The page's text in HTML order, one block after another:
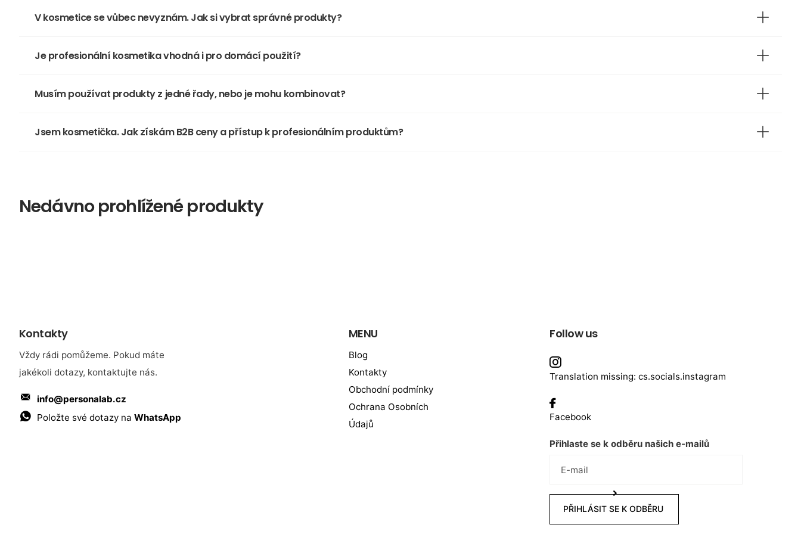
V kosmetice se vůbec nevyznám. Jak si vybrat správné produkty?
Je profesionální kosmetika vhodná i pro domácí použití?
Musím používat produkty z jedné řady, nebo je mohu kombinovat?
Jsem kosmetička. Jak získám B2B ceny a přístup k profesionálním produktům?
Nedávno prohlížené produkty
Kontakty
Vždy rádi pomůžeme. Pokud máte
jakékoli dotazy, kontaktujte nás.
info@personalab.cz
Položte své dotazy naWhatsApp
MENU
Blog
Kontakty
Obchodní podmínky
Ochrana Osobních
Údajů
Follow us
Translation missing: cs.socials.instagram
Facebook
Přihlaste se k odběru našich e-mailů
PŘIHLÁSIT SE K ODBĚRU